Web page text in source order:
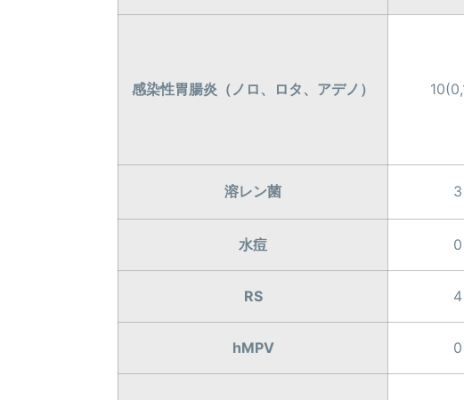
感染性胃腸炎（ノロ、ロタ、アデノ）
溶レン菌 3
水痘 0
RS 4
hMPV 0